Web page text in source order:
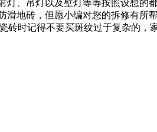
、吊灯以及壁灯等等按照设想的
地砖，但愿小编对您的拆修有所
时记得不要买斑纹过于复杂的，